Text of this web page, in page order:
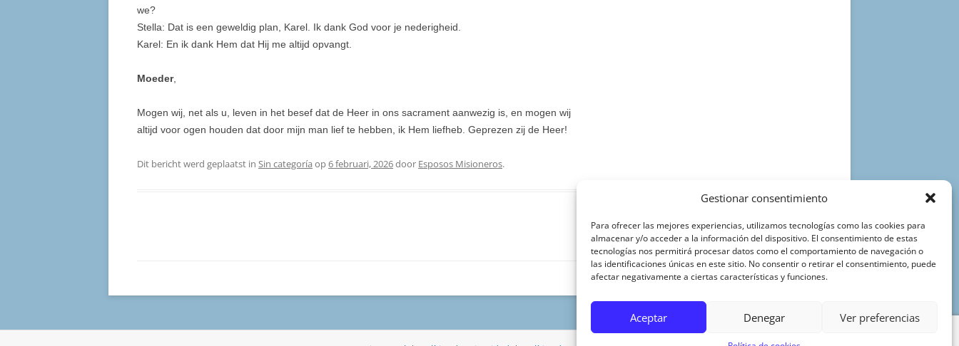
Gestionar consentimiento
Para ofrecer las mejores experiencias, utilizamos tecnologías como las cookies para
almacenar y/o acceder a la información del dispositivo. El consentimiento de estas
tecnologías nos permitirá procesar datos como el comportamiento de navegación o
las identificaciones únicas en este sitio. No consentir o retirar el consentimiento, puede
afectar negativamente a ciertas características y funciones.
Aceptar Denegar Ver preferencias
we?
Stella: Dat is een geweldig plan, Karel. Ik dank God voor je nederigheid.
Karel: En ik dank Hem dat Hij me altijd opvangt.
Moeder,
Mogen wij, net als u, leven in het besef dat de Heer in ons sacrament aanwezig is, en mogen wij
altijd voor ogen houden dat door mijn man lief te hebben, ik Hem liefheb. Geprezen zij de Heer!
Dit bericht werd geplaatst in Sin categoría op6 februari, 2026door Esposos Misioneros.